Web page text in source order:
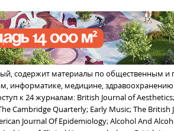
содержит материалы по общественным и
информатике, медицине,
к 24 журналам: British Journal of
Cambridge Quarterly; Early Music; The British
Journal Of Epidemiology; Alcohol And